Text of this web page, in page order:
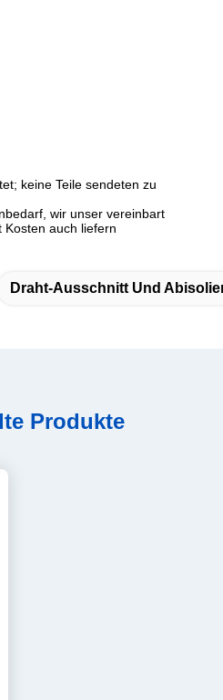
keine Teile sendeten zu
wir unser vereinbart
auch liefern
Draht-Ausschnitt Und
Produkte